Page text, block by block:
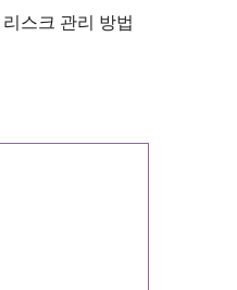
스크 관리 방법